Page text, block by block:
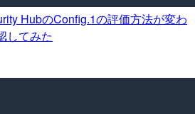
HubのConfig.1の評価方法が変わ
してみた